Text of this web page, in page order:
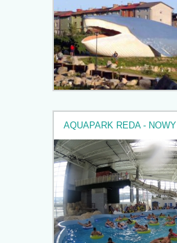
AQUAPARK REDA - NOWY